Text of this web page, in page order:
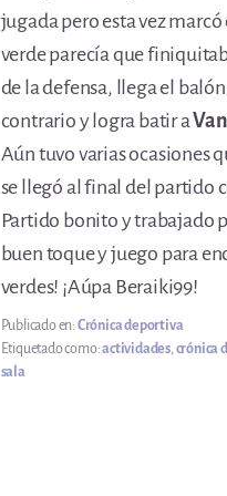
jugada pero esta vez marcó
verde parecía que
de la defensa, llega el
contrario y logra batir a
Aún tuvo varias ocasiones
se llegó al final del partido
Partido bonito y trabajado
buen toque y juego para
verdes! ¡Aúpa Beraiki99!
Publicado en: Crónica deportiva
Etiquetado como:actividades,crónica
sala